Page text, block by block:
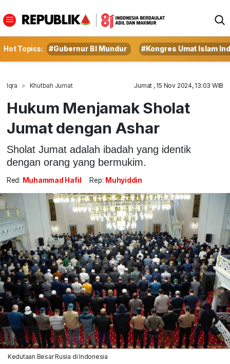
Hot Topics: #Gubernur BI Mundur #Kongres Umat Islam
Iqra Khutbah Jumat Jumat , 15 Nov 2024, 13:03 WIB
Hukum Menjamak Sholat
Jumat dengan Ashar
Sholat Jumat adalah ibadah yang identik
dengan orang yang bermukim.
Red: Muhammad Hafil Rep: Muhyiddin
Kedutaan Besar Rusia di Indonesia